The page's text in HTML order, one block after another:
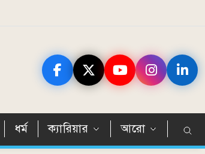
ধর্ম ক্যারিয়ার আরো